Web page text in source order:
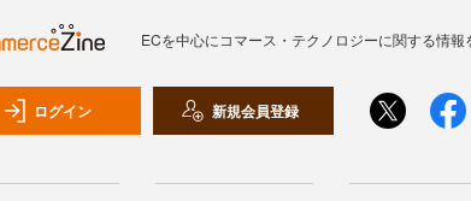
ECを中心にコマース・テクノロジーに関する情
ログイン 新規会員登録